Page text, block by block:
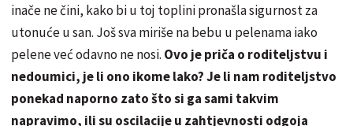
inače ne čini, kako bi u toj toplini pronašla sigurnost za
utonuće u san. Još sva miriše na bebu u pelenama iako
pelene već odavno ne nosi. Ovo je priča o roditeljstvu i
nedoumici, je li ono ikome lako? Je li nam roditeljstvo
ponekad naporno zato što si ga sami takvim
napravimo, ili su oscilacije u zahtjevnosti odgoja